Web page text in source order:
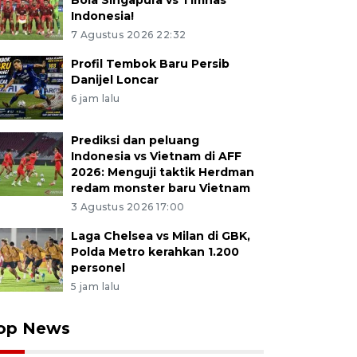
Indonesia!
7 Agustus 2026 22:32
Profil Tembok Baru Persib
Danijel Loncar
6 jam lalu
Prediksi dan peluang
Indonesia vs Vietnam di AFF
2026: Menguji taktik Herdman
redam monster baru Vietnam
3 Agustus 2026 17:00
Laga Chelsea vs Milan di GBK,
Polda Metro kerahkan 1.200
personel
5 jam lalu
News